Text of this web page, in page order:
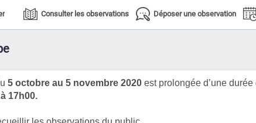
Consulter les observations Déposer une observation
5 octobre au 5 novembre 2020 est prolongée d’une durée
17h00.